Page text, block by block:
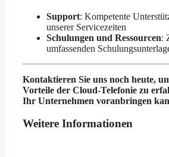
Support: Kompetente
unserer Servicezeiten
Schulungen und Ressourcen:
umfassenden
Kontaktieren Sie uns noch heute,
Vorteile der Cloud-Telefonie zu
Ihr Unternehmen voranbringen
Weitere Informationen